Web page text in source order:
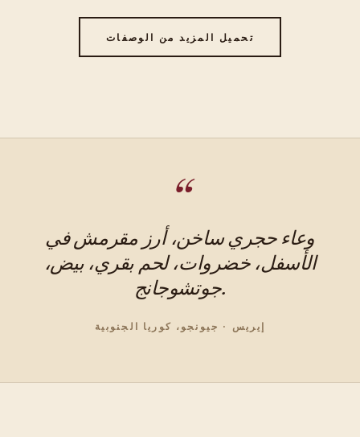
تحميل المزيد من الوصفات
وعاء حجري ساخن، أرز مقرمش في
الأسفل، خضروات، لحم بقري، بيض،
جوتشوجانج.
إيريس · جيونجو، كوريا الجنوبية